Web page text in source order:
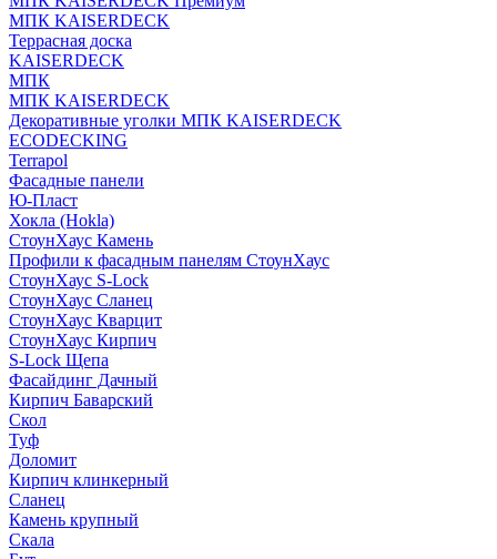
МПК KAISERDECK
Террасная доска
KAISERDECK
МПК
МПК KAISERDECK
Декоративные уголки МПК KAISERDECK
ECODECKING
Terrapol
Фасадные панели
Ю-Пласт
Хокла (Hokla)
СтоунХаус Камень
Профили к фасадным панелям СтоунХаус
СтоунХаус S-Lock
СтоунХаус Сланец
СтоунХаус Кварцит
СтоунХаус Кирпич
S-Lock Щепа
Фасайдинг Дачный
Кирпич Баварский
Скол
Туф
Доломит
Кирпич клинкерный
Сланец
Камень крупный
Скала